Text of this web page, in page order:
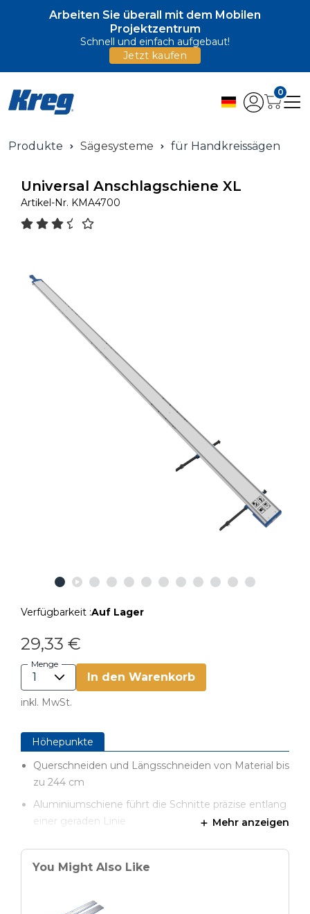
Arbeiten Sie überall mit dem Mobilen
Projektzentrum
Schnell und einfach aufgebaut!
Jetzt kaufen
0
Produkte Sägesysteme für Handkreissägen
Universal Anschlagschiene XL
Artikel-Nr. KMA4700
Verfügbarkeit :Auf Lager
29,33 €
Menge
In den Warenkorb
inkl. MwSt.
Höhepunkte
Querschneiden und Längsschneiden von Material bis
zu 244 cm
Aluminiumschiene führt die Schnitte präzise entlang
einer geraden Linie
perfekt zu positionieren
Schiene am Material
Mehr anzeigen
You Might Also Like